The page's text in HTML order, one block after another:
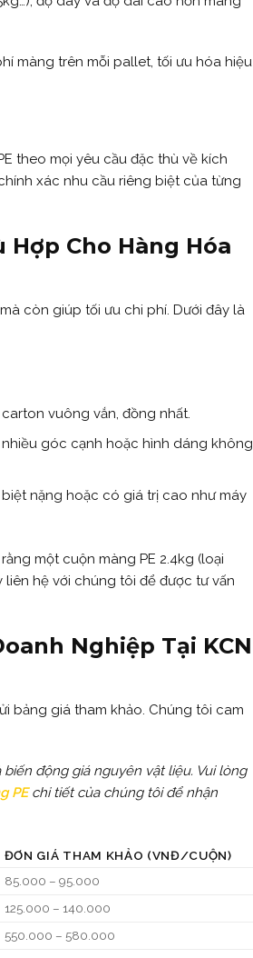
màng trên mỗi pallet, tối ưu hóa hiệu
theo mọi yêu cầu đặc thù về kích
xác nhu cầu riêng biệt của từng
Hợp Cho Hàng Hóa
còn giúp tối ưu chi phí. Dưới đây là
vuông vắn, đồng nhất.
góc cạnh hoặc hình dáng không
nặng hoặc có giá trị cao như máy
một cuộn màng PE 2.4kg (loại
liên hệ với chúng tôi để được tư vấn
Nghiệp Tại KCN
bảng giá tham khảo. Chúng tôi cam
động giá nguyên vật liệu. Vui lòng
PEchi tiết của chúng tôi để nhận
ĐƠN GIÁ THAM KHẢO (VNĐ/CUỘN)
85.000 – 95.000
125.000 – 140.000
550.000 – 580.000